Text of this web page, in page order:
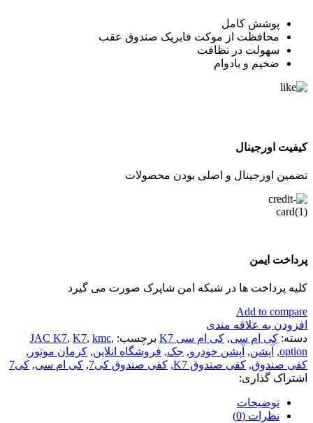
پوشش کامل
محافظت از موکت فابریک صندوق عقب
سهولت در نظافت
ضخیم و بادوام
کیفیت اورجینال
تضمین اورجینال و اصلی بودن محصولات
پرداخت ایمن
کلیه پرداخت ها در شبکه امن شاپرک صورت می گیرد
Add to compare
افزودن به علاقه مندی
دسته: کی ام سی, کی ام سی K7 برچسب: JAC K7, K7, kmc,
option
, آپشن, آپشن خودرو, جک, فروشگاه انلاین, کرمان موتور ,
کفی صندوق, کفی صندوق K7 , کفی صندوق کی7 , کی ام سی, کی7
اشتراک گذاری:
توضیحات
نظرات (0)